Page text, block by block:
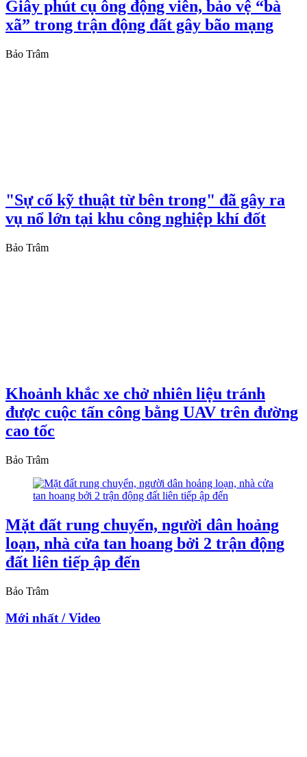
Giây phút cụ ông động viên, bảo vệ “bà
xã” trong trận động đất gây bão mạng
Bảo Trâm
"Sự cố kỹ thuật từ bên trong" đã gây ra
vụ nổ lớn tại khu công nghiệp khí đốt
Bảo Trâm
Khoảnh khắc xe chở nhiên liệu tránh
được cuộc tấn công bằng UAV trên đường
cao tốc
Bảo Trâm
Mặt đất rung chuyển, người dân hoảng
loạn, nhà cửa tan hoang bởi 2 trận động
đất liên tiếp ập đến
Bảo Trâm
Mới nhất / Video